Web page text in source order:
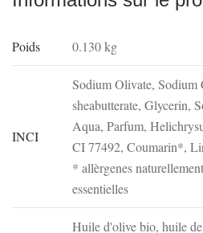
Poids 0.130 kg
INCI
Sodium Olivate, Sodium
sheabutterate, Glycerin,
Aqua, Parfum,
CI 77492, Coumarin*,
* allèrgenes
essentielles
Huile d'olive bio, huile